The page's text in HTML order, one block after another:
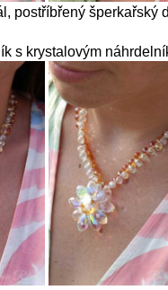
postříbřený šperkařský
s krystalovým